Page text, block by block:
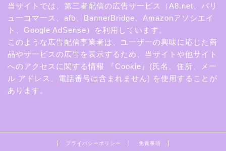
当サイトでは、第三者配信の広告サービス（A8.net、バリ
ューコマース、afb、BannerBridge、Amazonアソシエイ
ト、Google AdSense）を利用しています。
このような広告配信事業者は、ユーザーの興味に応じた商
品やサービスの広告を表示するため、当サイトや他サイト
へのアクセスに関する情報 『Cookie』(氏名、住所、メー
ル アドレス、電話番号は含まれません) を使用することが
あります。
プライバシーポリシー 免責事項